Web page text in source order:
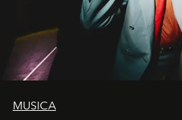
MUSICA